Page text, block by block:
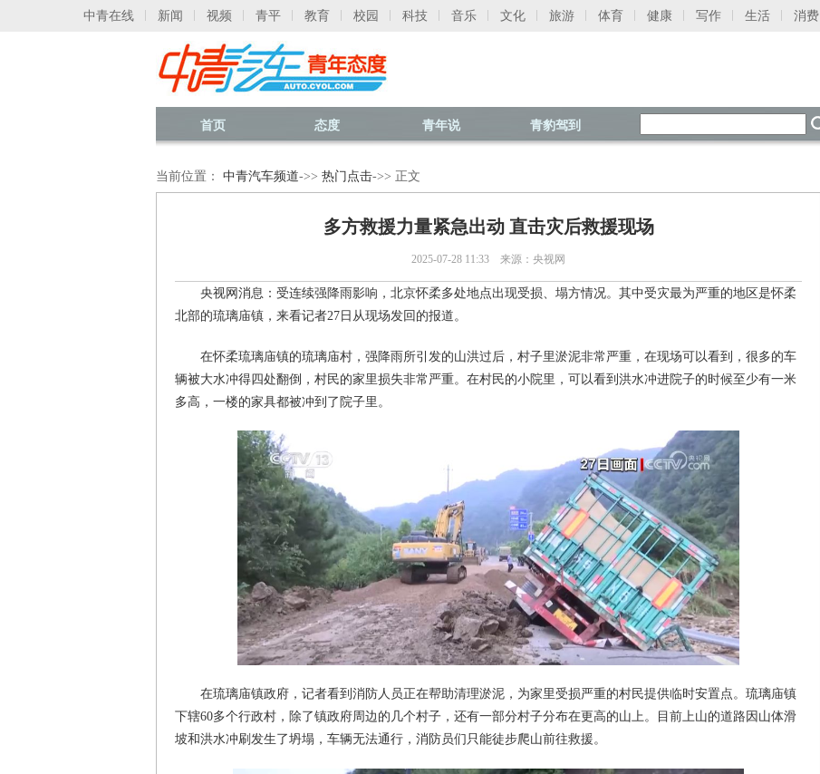
中青在线 新闻 视频 青平 教育 校园 科技 音乐 文化 旅游 体育 健康 写作 生活 消费
首页 态度 青年说 青豹驾到
当前位置： 中青汽车频道->> 热门点击->> 正文
多方救援力量紧急出动 直击灾后救援现场
2025-07-28 11:33 来源：央视网
央视网消息：受连续强降雨影响，北京怀柔多处地点出现受损、塌方情况。其中受灾最为严重的地区是怀柔
北部的琉璃庙镇，来看记者27日从现场发回的报道。
在怀柔琉璃庙镇的琉璃庙村，强降雨所引发的山洪过后，村子里淤泥非常严重，在现场可以看到，很多的车
辆被大水冲得四处翻倒，村民的家里损失非常严重。在村民的小院里，可以看到洪水冲进院子的时候至少有一米
多高，一楼的家具都被冲到了院子里。
在琉璃庙镇政府，记者看到消防人员正在帮助清理淤泥，为家里受损严重的村民提供临时安置点。琉璃庙镇
下辖60多个行政村，除了镇政府周边的几个村子，还有一部分村子分布在更高的山上。目前上山的道路因山体滑
坡和洪水冲刷发生了坍塌，车辆无法通行，消防员们只能徒步爬山前往救援。